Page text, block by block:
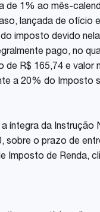
de 1% ao mês-
lançada de ofício
imposto devido
pago, no
de R$ 165,74 e valor
a 20% do Imposto
íntegra da Instrução
sobre o prazo de
Imposto de Renda,